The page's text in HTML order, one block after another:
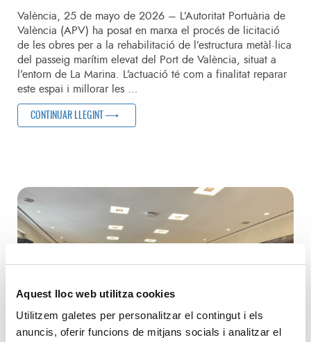
Aquest lloc web utilitza cookies
Utilitzem galetes per personalitzar el contingut i els
anuncis, oferir funcions de mitjans socials i analitzar el
València, 25 de mayo de 2026 – L’Autoritat Portuària de
València (APV) ha posat en marxa el procés de licitació
de les obres per a la rehabilitació de l’estructura metàl·lica
del passeig marítim elevat del Port de València, situat a
l’entorn de La Marina. L’actuació té com a finalitat reparar
este espai i millorar les …
CONTINUAR LLEGINT “VALENCIAPORT MILLORARÀ EL PASSEIG MARÍTIM